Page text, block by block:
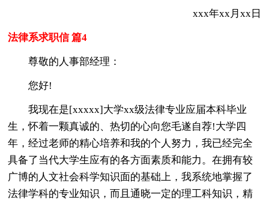
xxx年xx月xx日
法律系求职信 篇4
尊敬的人事部经理：
您好!
我现在是[xxxxx]大学xx级法律专业应届本科毕业
生，怀着一颗真诚的、热切的心向您毛遂自荐!大学四
年，经过老师的精心培养和我的个人努力，我已经完全
具备了当代大学生应有的各方面素质和能力。在拥有较
广博的人文社会科学知识面的基础上，我系统地掌握了
法律学科的专业知识，而且通晓一定的理工科知识，精